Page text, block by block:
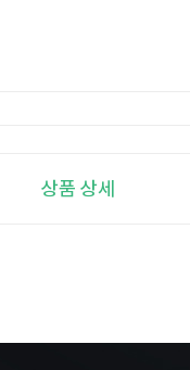
상품 상세